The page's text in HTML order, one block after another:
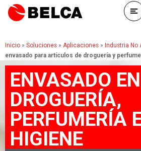
Inicio » Soluciones » Aplicaciones » Industria No
envasado para artículos de droguería y
ENVASADO EN
DROGUERÍA,
PERFUMERÍA
HIGIENE